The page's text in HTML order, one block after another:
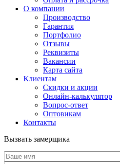
О компании
Производство
Гарантия
Портфолио
Отзывы
Реквизиты
Вакансии
Карта сайта
Клиентам
Скидки и акции
Онлайн-калькулятор
Вопрос-ответ
Оптовикам
Контакты
Вызвать замерщика